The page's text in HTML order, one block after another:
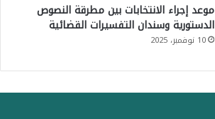
موعد إجراء الانتخابات بين مطرقة النصوص
الدستورية وسندان التفسيرات القضائية
10 نوفمبر، 2025